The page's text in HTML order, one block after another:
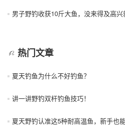
男子野钓收获10斤大鱼，没来得及高兴
热门文章
夏天钓鱼为什么不好钓鱼？
讲一讲野钓双杆钓鱼技巧！
夏天野钓认准这5种耐高温鱼，新手也能